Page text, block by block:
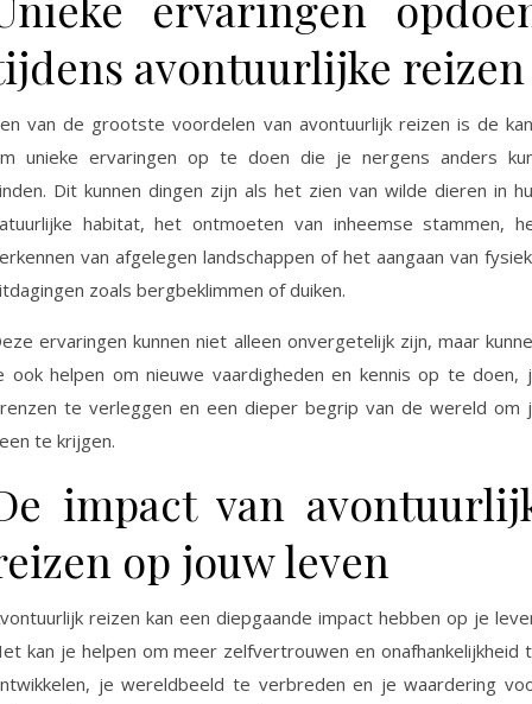
avontuurlijke reizen
van de grootste voordelen van avontuurlijk reizen is de
unieke ervaringen op te doen die je nergens anders
Dit kunnen dingen zijn als het zien van wilde dieren in
habitat, het ontmoeten van inheemse stammen,
van afgelegen landschappen of het aangaan van
zoals bergbeklimmen of duiken.
ervaringen kunnen niet alleen onvergetelijk zijn, maar
ook helpen om nieuwe vaardigheden en kennis op te doen,
te verleggen en een dieper begrip van de wereld om
te krijgen.
impact van
op jouw leven
reizen kan een diepgaande impact hebben op je
kan je helpen om meer zelfvertrouwen en onafhankelijkheid
je wereldbeeld te verbreden en je waardering